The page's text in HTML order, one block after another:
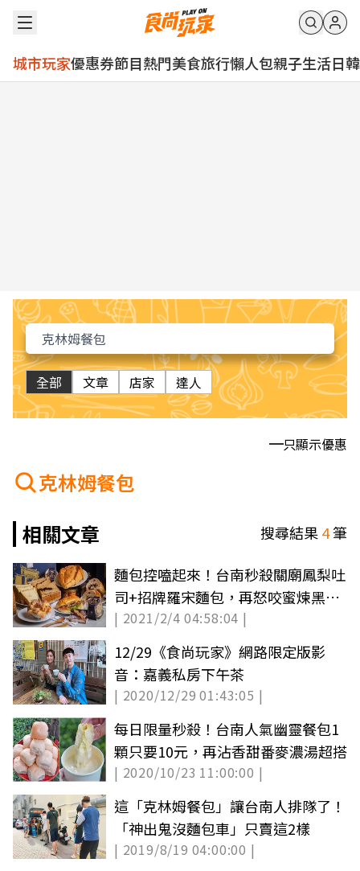
城市玩家優惠券節目熱門美食旅行懶人包親子生活日韓
全部 文章 店家 達人
只顯示優惠
克林姆餐包
相關文章
搜尋結果4筆
麵包控嗑起來！台南秒殺關廟鳳梨吐
司+招牌羅宋麵包，再怒咬蜜煉黑糖
吐司
| 2021/2/4 04:58:04 |
12/29《食尚玩家》網路限定版影
音：嘉義私房下午茶
| 2020/12/29 01:43:05 |
每日限量秒殺！台南人氣幽靈餐包1
顆只要10元，再沾香甜番麥濃湯超搭
| 2020/10/23 11:00:00 |
這「克林姆餐包」讓台南人排隊了！
「神出鬼沒麵包車」只賣這2樣
| 2019/8/19 04:00:00 |